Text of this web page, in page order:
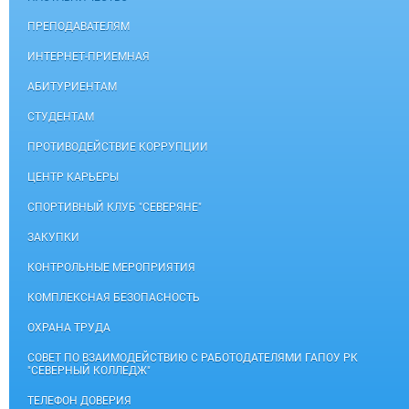
ПРЕПОДАВАТЕЛЯМ
ИНТЕРНЕТ-ПРИЕМНАЯ
АБИТУРИЕНТАМ
СТУДЕНТАМ
ПРОТИВОДЕЙСТВИЕ КОРРУПЦИИ
ЦЕНТР КАРЬЕРЫ
СПОРТИВНЫЙ КЛУБ "СЕВЕРЯНЕ"
ЗАКУПКИ
КОНТРОЛЬНЫЕ МЕРОПРИЯТИЯ
КОМПЛЕКСНАЯ БЕЗОПАСНОСТЬ
ОХРАНА ТРУДА
СОВЕТ ПО ВЗАИМОДЕЙСТВИЮ С РАБОТОДАТЕЛЯМИ ГАПОУ РК
"СЕВЕРНЫЙ КОЛЛЕДЖ"
ТЕЛЕФОН ДОВЕРИЯ